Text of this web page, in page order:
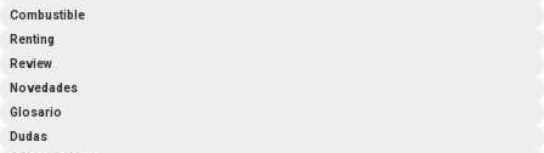
Combustible
Renting
Review
Novedades
Glosario
Dudas